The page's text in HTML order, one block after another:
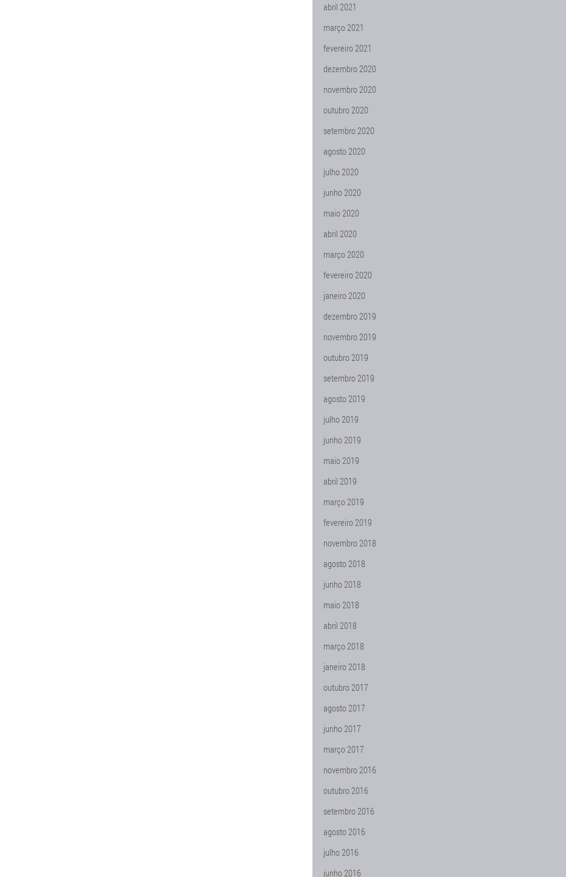
abril 2021
março 2021
fevereiro 2021
dezembro 2020
novembro 2020
outubro 2020
setembro 2020
agosto 2020
julho 2020
junho 2020
maio 2020
abril 2020
março 2020
fevereiro 2020
janeiro 2020
dezembro 2019
novembro 2019
outubro 2019
setembro 2019
agosto 2019
julho 2019
junho 2019
maio 2019
abril 2019
março 2019
fevereiro 2019
novembro 2018
agosto 2018
junho 2018
maio 2018
abril 2018
março 2018
janeiro 2018
outubro 2017
agosto 2017
junho 2017
março 2017
novembro 2016
outubro 2016
setembro 2016
agosto 2016
julho 2016
junho 2016